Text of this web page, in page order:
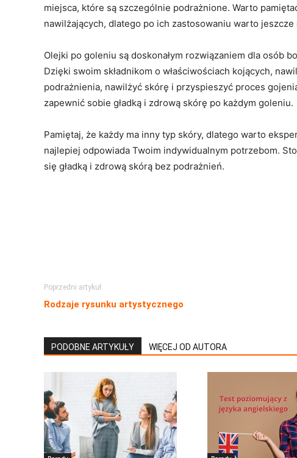
miejsca, które są szczególnie podrażnione. Warto
nawilżających, dlatego po ich zastosowaniu warto
Olejki po goleniu są doskonałym rozwiązaniem dla osób
Dzięki swoim składnikom o właściwościach kojących,
podrażnienia, nawilżyć skórę i przyspieszyć proces
zapewnić sobie gładką i zdrową skórę po każdym goleniu.
Pamiętaj, że każdy ma inny typ skóry, dlatego warto
najlepiej odpowiada Twoim indywidualnym potrzebom.
się gładką i zdrową skórą bez podrażnień.
Poprzedni artykuł
Rodzaje rysunku artystycznego
PODOBNE ARTYKUŁY WIĘCEJ OD AUTORA